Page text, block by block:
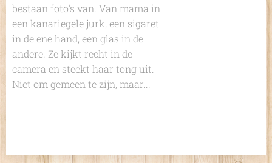
bestaan foto's van. Van mama in
een kanariegele jurk, een sigaret
in de ene hand, een glas in de
andere. Ze kijkt recht in de
camera en steekt haar tong uit.
Niet om gemeen te zijn, maar...